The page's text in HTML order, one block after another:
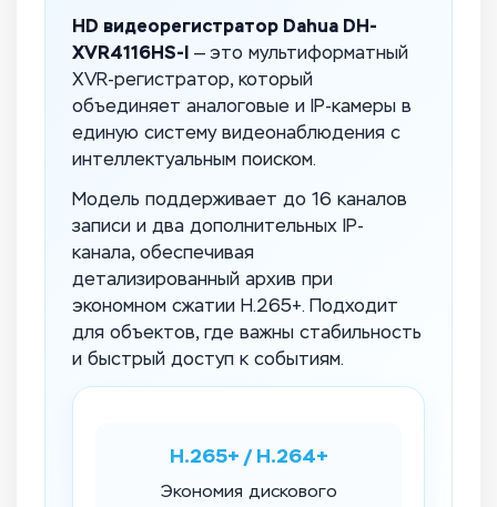
HD видеорегистратор Dahua DH-
XVR4116HS-I — это мультиформатный
XVR-регистратор, который
объединяет аналоговые и IP-камеры в
единую систему видеонаблюдения с
интеллектуальным поиском.
Модель поддерживает до 16 каналов
записи и два дополнительных IP-
канала, обеспечивая
детализированный архив при
экономном сжатии H.265+. Подходит
для объектов, где важны стабильность
и быстрый доступ к событиям.
H.265+ / H.264+
Экономия дискового